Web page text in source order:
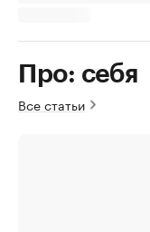
Про: себя
Все статьи